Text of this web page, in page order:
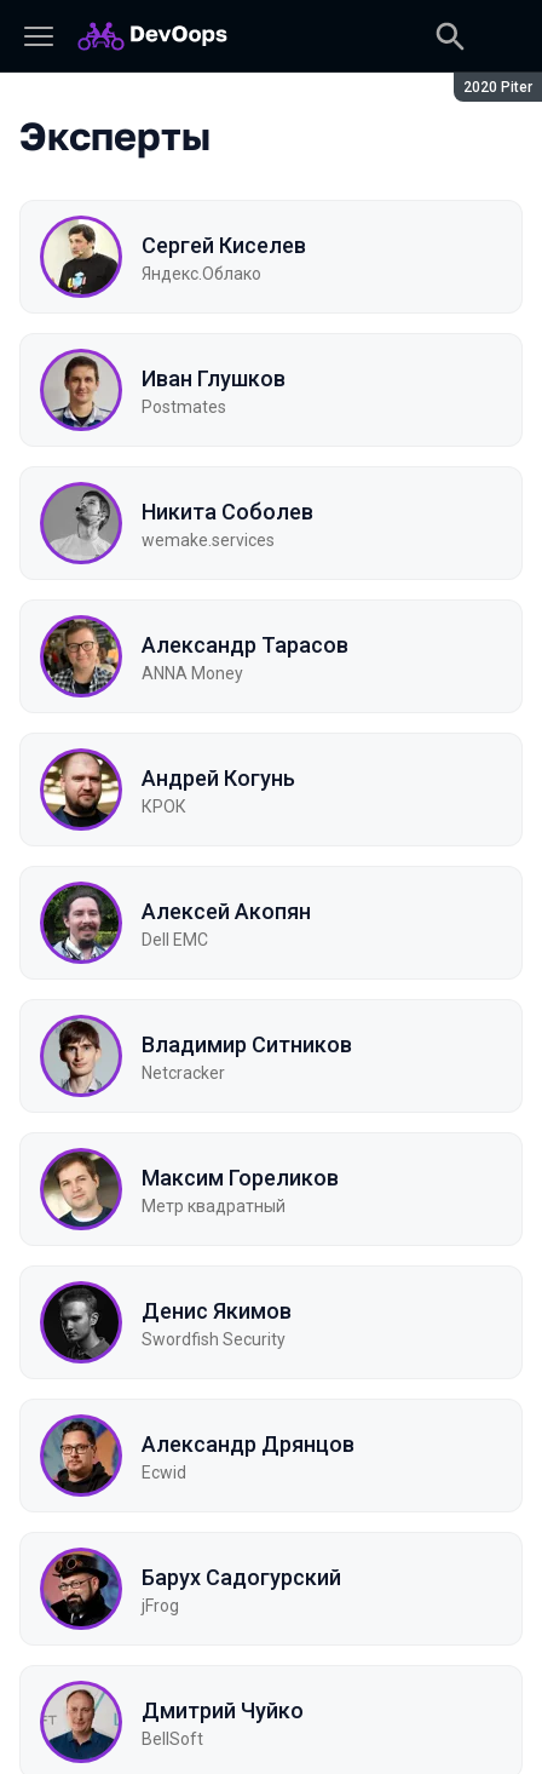
Сезон:
2020 Piter
Эксперты
Сергей Киселев
Яндекс.Облако
Иван Глушков
Postmates
Никита Соболев
wemake.services
Александр Тарасов
ANNA Money
Андрей Когунь
КРОК
Алексей Акопян
Dell EMC
Владимир Ситников
Netcracker
Максим Гореликов
Метр квадратный
Денис Якимов
Swordfish Security
Александр Дрянцов
Ecwid
Барух Садогурский
jFrog
Дмитрий Чуйко
BellSoft